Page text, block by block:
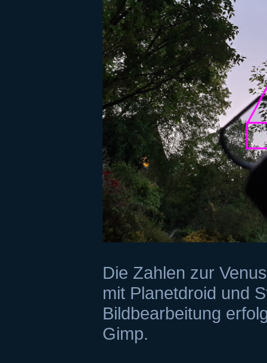
Die Zahlen zur
mit Planetdroid und
Bildbearbeitung
Gimp.